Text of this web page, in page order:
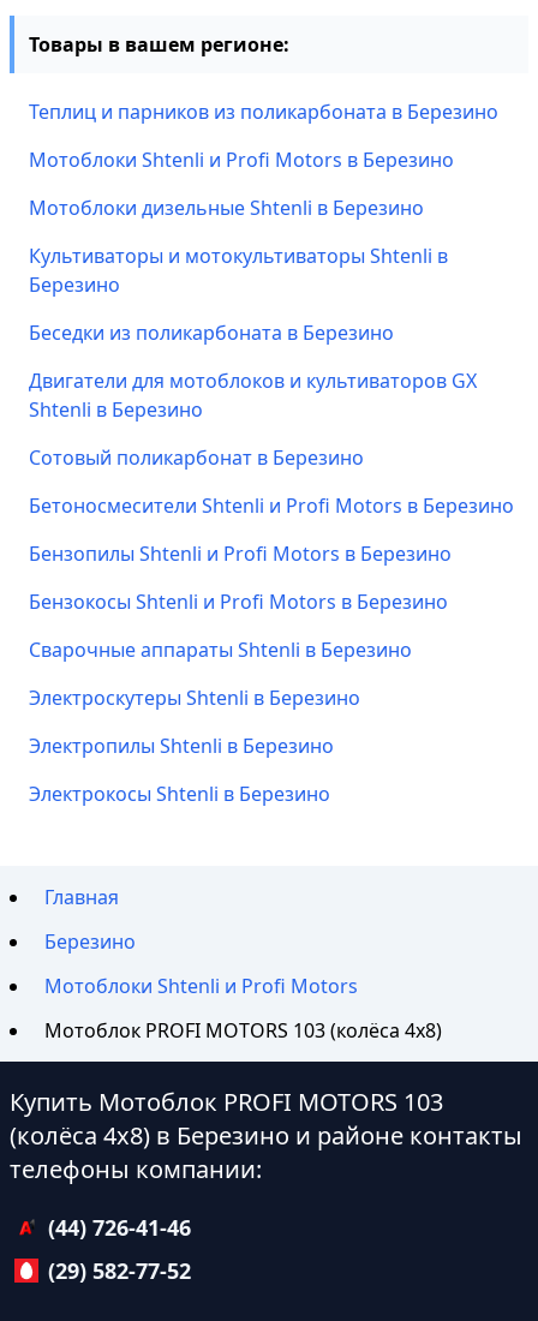
Товары в вашем регионе:
Теплиц и парников из поликарбоната в Березино
Мотоблоки Shtenli и Profi Motors в Березино
Мотоблоки дизельные Shtenli в Березино
Культиваторы и мотокультиваторы Shtenli в
Березино
Беседки из поликарбоната в Березино
Двигатели для мотоблоков и культиваторов GX
Shtenli в Березино
Сотовый поликарбонат в Березино
Бетоносмесители Shtenli и Profi Motors в Березино
Бензопилы Shtenli и Profi Motors в Березино
Бензокосы Shtenli и Profi Motors в Березино
Сварочные аппараты Shtenli в Березино
Электроскутеры Shtenli в Березино
Электропилы Shtenli в Березино
Электрокосы Shtenli в Березино
Главная
Березино
Мотоблоки Shtenli и Profi Motors
Мотоблок PROFI MOTORS 103 (колёса 4х8)
Купить Мотоблок PROFI MOTORS 103
(колёса 4х8) в Березино и районе контакты
телефоны компании:
(44) 726-41-46
(29) 582-77-52